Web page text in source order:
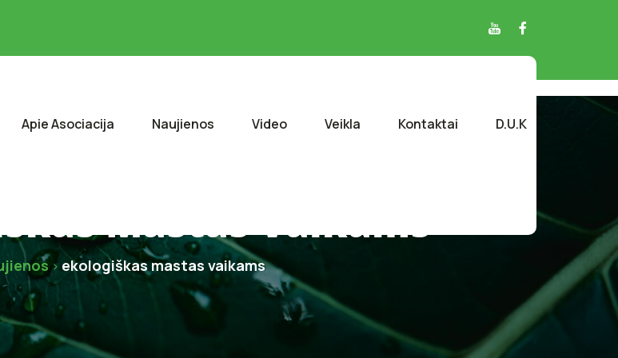
Apie Asociacija Naujienos Video Veikla Kontaktai D.U.K
Mastas Vaikams
> ekologiškas mastas vaikams